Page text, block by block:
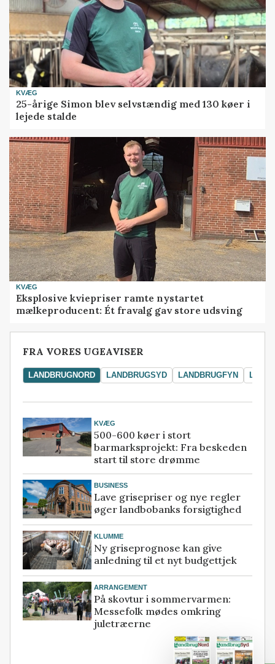
KVÆG
25-årige Simon blev selvstændig med 130 køer i
lejede stalde
KVÆG
Eksplosive kviepriser ramte nystartet
mælkeproducent: Ét fravalg gav store udsving
FRA VORES UGEAVISER
LANDBRUGNORD LANDBRUGSYD LANDBRUGFYN
KVÆG
500-600 køer i stort
barmarksprojekt: Fra beskeden
start til store drømme
BUSINESS
Lave grisepriser og nye regler
øger landbobanks forsigtighed
KLUMME
Ny griseprognose kan give
anledning til et nyt budgettjek
ARRANGEMENT
På skovtur i sommervarmen:
Messefolk mødes omkring
juletræerne